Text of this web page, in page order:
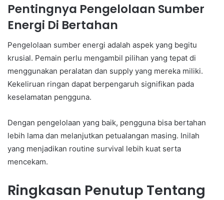
Pentingnya Pengelolaan Sumber
Energi Di Bertahan
Pengelolaan sumber energi adalah aspek yang begitu
krusial. Pemain perlu mengambil pilihan yang tepat di
menggunakan peralatan dan supply yang mereka miliki.
Kekeliruan ringan dapat berpengaruh signifikan pada
keselamatan pengguna.
Dengan pengelolaan yang baik, pengguna bisa bertahan
lebih lama dan melanjutkan petualangan masing. Inilah
yang menjadikan routine survival lebih kuat serta
mencekam.
Ringkasan Penutup Tentang